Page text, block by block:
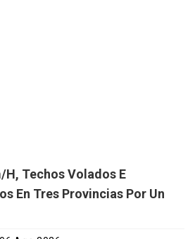
h, Techos Volados E
En Tres Provincias Por Un